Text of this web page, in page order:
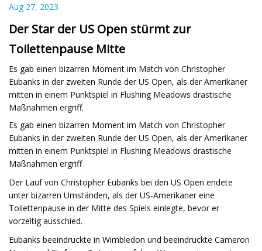
Aug 27, 2023
Der Star der US Open stürmt zur
Toilettenpause Mitte
Es gab einen bizarren Moment im Match von Christopher
Eubanks in der zweiten Runde der US Open, als der Amerikaner
mitten in einem Punktspiel in Flushing Meadows drastische
Maßnahmen ergriff.
Es gab einen bizarren Moment im Match von Christopher
Eubanks in der zweiten Runde der US Open, als der Amerikaner
mitten in einem Punktspiel in Flushing Meadows drastische
Maßnahmen ergriff
Der Lauf von Christopher Eubanks bei den US Open endete
unter bizarren Umständen, als der US-Amerikaner eine
Toilettenpause in der Mitte des Spiels einlegte, bevor er
vorzeitig ausschied.
Eubanks beeindruckte in Wimbledon und beeindruckte Cameron